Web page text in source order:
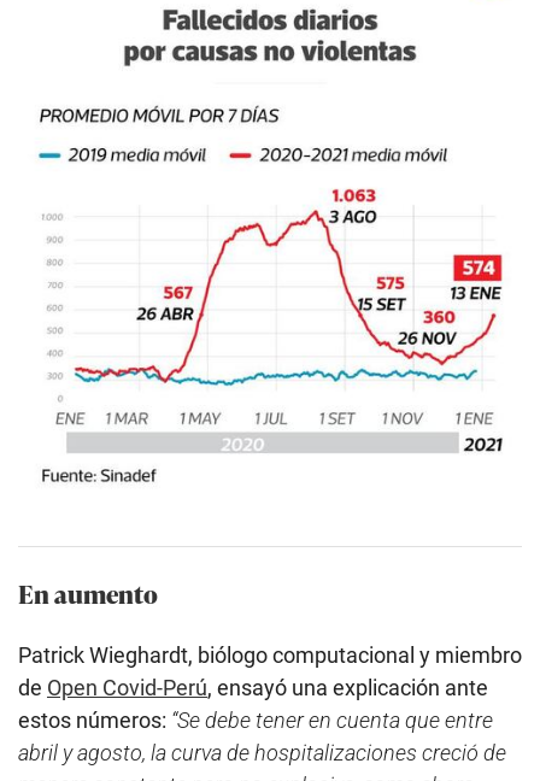
En aumento
Patrick Wieghardt, biólogo computacional y miembro
de Open Covid-Perú, ensayó una explicación ante
estos números: “Se debe tener en cuenta que entre
abril y agosto, la curva de hospitalizaciones creció de